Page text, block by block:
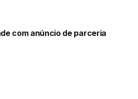
com anúncio de parceria